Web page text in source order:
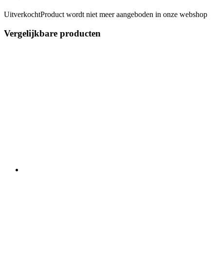
UitverkochtProduct wordt niet meer aangeboden in onze webshop
Vergelijkbare producten